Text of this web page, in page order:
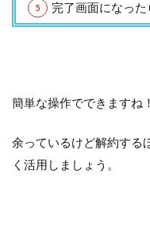
完了画面になった
簡単な操作でできますね！
余っているけど解約する
く活用しましょう。